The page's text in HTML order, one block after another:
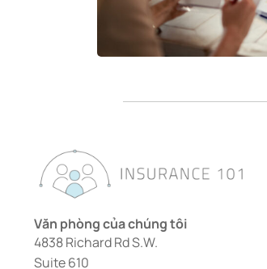
Văn phòng của chúng tôi
4838 Richard Rd S.W.
Suite 610